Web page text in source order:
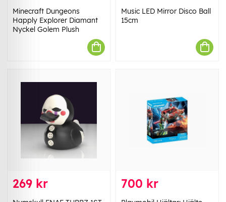
Minecraft Dungeons
Happly Explorer Diamant
Nyckel Golem Plush
Music LED Mirror Disco Ball
15cm
269 kr 700 kr